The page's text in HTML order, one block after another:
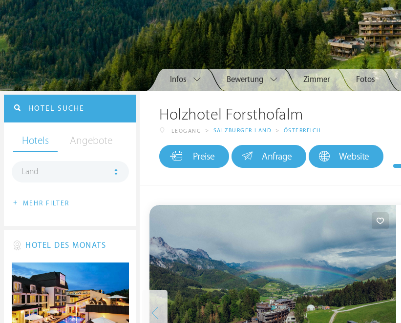
Infos Bewertung Zimmer Fotos
Holzhotel Forsthofalm
LEOGANG > SALZBURGER LAND > ÖSTERREICH
Preise Anfrage Website
HOTEL SUCHE
Hotels Angebote
Land
+ MEHR FILTER
HOTEL DES MONATS